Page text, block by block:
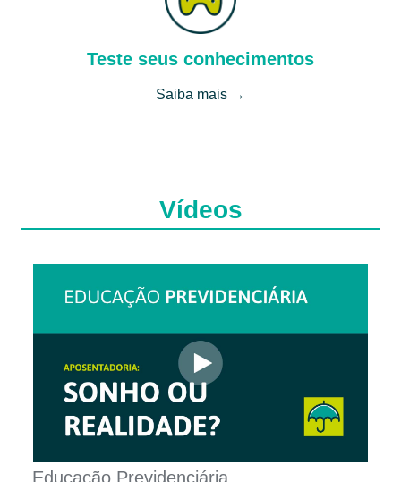
Teste seus conhecimentos
Saiba mais →
Vídeos
Educação Previdenciária